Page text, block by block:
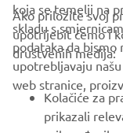
CORPORATE
FOR BUSINESS
koja se temelji na
skladu s
podataka da
upotrebljavaju
web stranice,
Ako priložite svoj
upotrijebit ćemo i
društvenih medija:
Kolačiće za
prikazali